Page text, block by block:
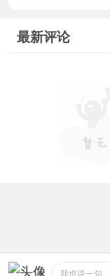
最新评论